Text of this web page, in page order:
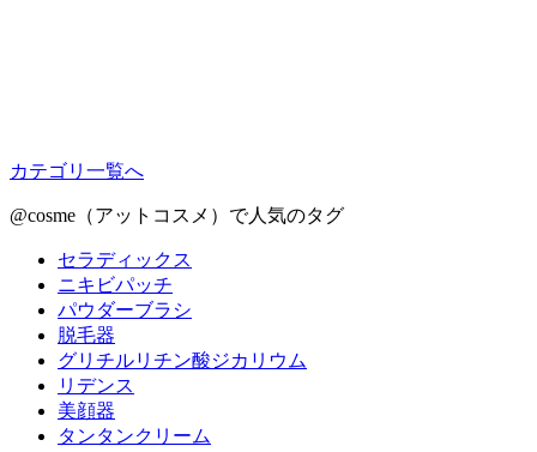
カテゴリ一覧へ
@cosme（アットコスメ）で人気のタグ
セラディックス
ニキビパッチ
パウダーブラシ
脱毛器
グリチルリチン酸ジカリウム
リデンス
美顔器
タンタンクリーム